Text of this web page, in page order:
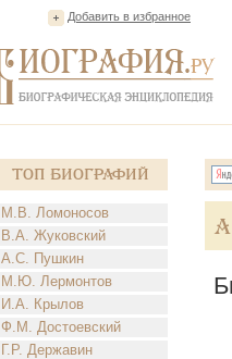
Добавить в избранное
Топ Биографий
М.В. Ломоносов
В.А. Жуковский
А.С. Пушкин
М.Ю. Лермонтов
И.А. Крылов
Ф.М. Достоевский
Г.Р. Державин
А